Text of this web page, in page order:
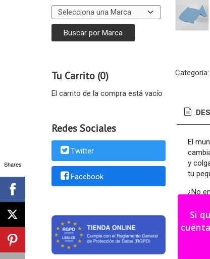
Tu Carrito (0)
El carrito de la compra está vacío
Redes Sociales
Twitter
Facebook
Categoría:
El
y
tu
¿No
Shares
Si